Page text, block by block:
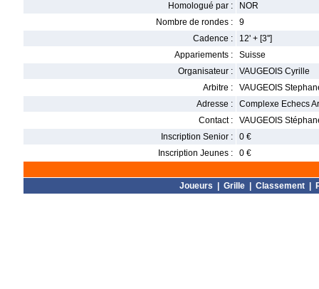
Homologué par :
NOR
Nombre de rondes :
9
Cadence :
12' + [3'']
Appariements :
Suisse
Organisateur :
VAUGEOIS Cyrille
Arbitre :
VAUGEOIS
Adresse :
Complexe Echecs
Contact :
VAUGEOIS
Inscription Senior :
0 €
Inscription Jeunes :
0 €
Joueurs Grille| Classement|